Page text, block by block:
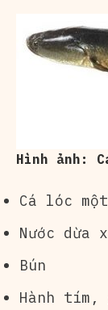
Hình ảnh:
Cá lóc
Nước dừa
Bún
Hành tím,